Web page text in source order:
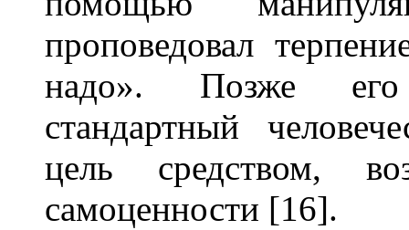
проповедовал
надо». Позже его
стандартный
цель средством,
самоценности [16].